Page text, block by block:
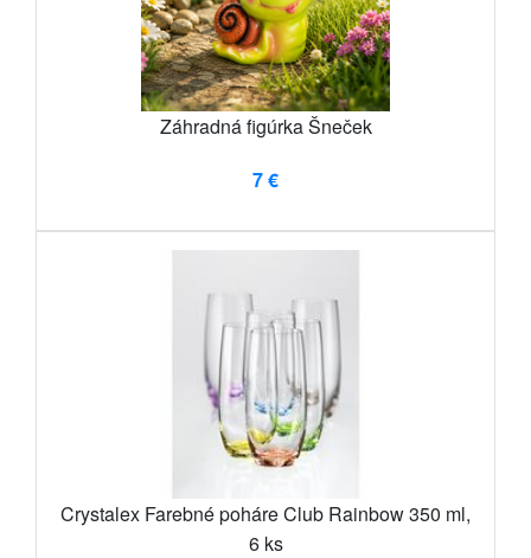
Záhradná figúrka Šneček
7 €
Crystalex Farebné poháre Club Rainbow 350 ml,
6 ks